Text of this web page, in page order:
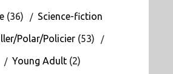
(36) Science-fiction
Polar/Policier(53)
Young Adult(2)